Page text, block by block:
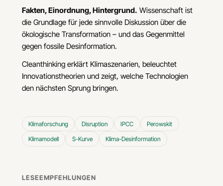
Fakten, Einordnung, Hintergrund. Wissenschaft ist
die Grundlage für jede sinnvolle Diskussion über die
ökologische Transformation – und das Gegenmittel
gegen fossile Desinformation.
Cleanthinking erklärt Klimaszenarien, beleuchtet
Innovationstheorien und zeigt, welche Technologien
den nächsten Sprung bringen.
Klimaforschung Disruption IPCC Perowskit
Klimamodell S-Kurve Klima-Desinformation
LESEEMPFEHLUNGEN